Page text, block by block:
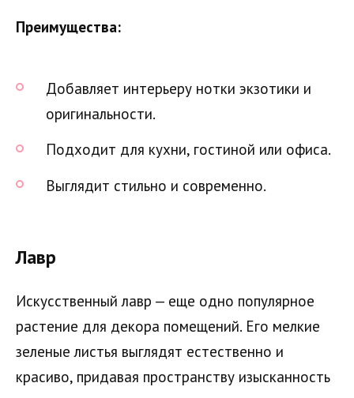
Преимущества:
Добавляет интерьеру нотки экзотики и
оригинальности.
Подходит для кухни, гостиной или офиса.
Выглядит стильно и современно.
Лавр
Искусственный лавр — еще одно популярное
растение для декора помещений. Его мелкие
зеленые листья выглядят естественно и
красиво, придавая пространству изысканность